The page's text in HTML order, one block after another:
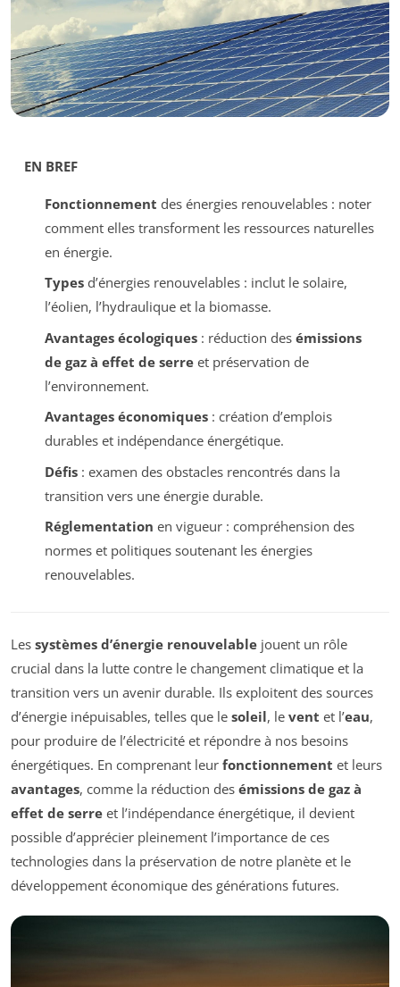
EN BREF
Fonctionnement des énergies renouvelables : noter
comment elles transforment les ressources naturelles
en énergie.
Typesd’énergies renouvelables : inclut le solaire,
l’éolien, l’hydraulique et la biomasse.
Avantages écologiques: réduction des émissions
de gaz à effet de serreet préservation de
l’environnement.
Avantages économiques: création d’emplois
durables et indépendance énergétique.
Défis: examen des obstacles rencontrés dans la
transition vers une énergie durable.
Réglementation en vigueur : compréhension des
normes et politiques soutenant les énergies
renouvelables.
Les systèmes d’énergie renouvelable jouent un rôle
crucial dans la lutte contre le changement climatique et la
transition vers un avenir durable. Ils exploitent des sources
d’énergie inépuisables, telles que le soleil, le vent et l’eau,
pour produire de l’électricité et répondre à nos besoins
énergétiques. En comprenant leur fonctionnement et leurs
avantages, comme la réduction des émissions de gaz à
effet de serre et l’indépendance énergétique, il devient
possible d’apprécier pleinement l’importance de ces
technologies dans la préservation de notre planète et le
développement économique des générations futures.